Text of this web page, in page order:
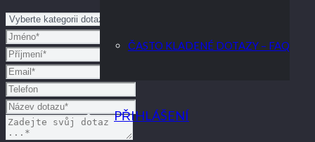
ČASTO KLADENÉ DOTAZY – FAQ
PŘIHLÁŠENÍ